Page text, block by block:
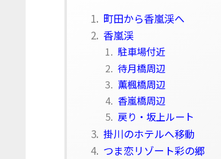
1. 町田から香嵐渓へ
2. 香嵐渓
1. 駐車場付近
2. 待月橋周辺
3. 薫楓橋周辺
4. 香嵐橋周辺
5. 戻り・坂上ルート
3. 掛川のホテルへ移動
4. つま恋リゾート彩の郷